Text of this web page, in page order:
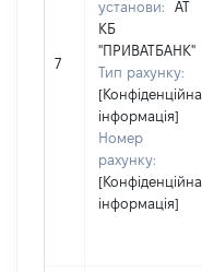
7
установи:
АТ
КБ
"ПРИВАТБАНК"
Тип рахунку:
[Конфіденційна
інформація]
Номер
рахунку:
[Конфіденційна
інформація]